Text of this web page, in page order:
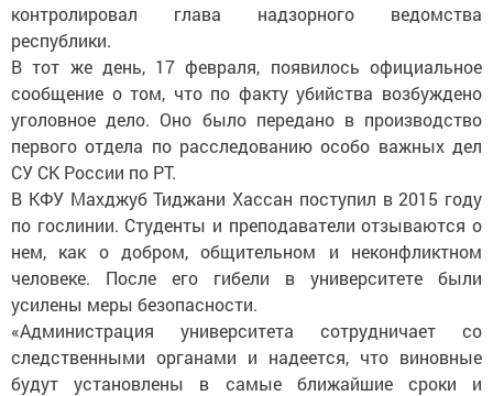
контролировал глава надзорного ведомства
республики.
В тот же день, 17 февраля, появилось официальное
сообщение о том, что по факту убийства возбуждено
уголовное дело. Оно было передано в производство
первого отдела по расследованию особо важных дел
СУ СК России по РТ.
В КФУ Махджуб Тиджани Хассан поступил в 2015 году
по гослинии. Студенты и преподаватели отзываются о
нем, как о добром, общительном и неконфликтном
человеке. После его гибели в университете были
усилены меры безопасности.
«Администрация университета сотрудничает со
следственными органами и надеется, что виновные
будут установлены в самые ближайшие сроки и